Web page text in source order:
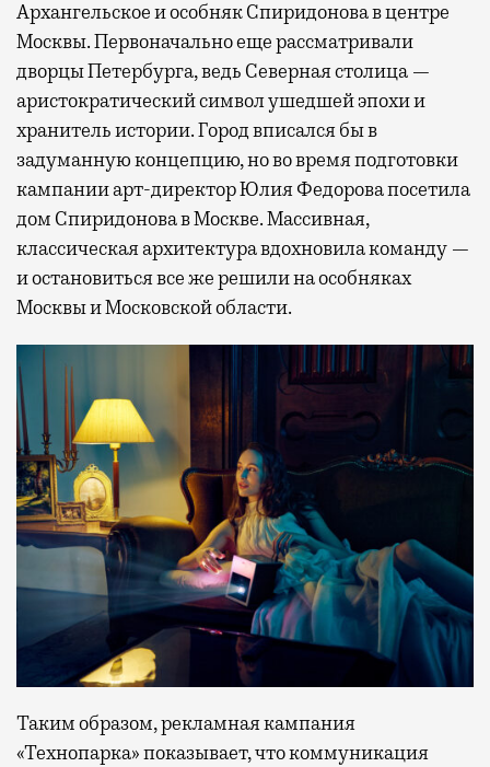
Архангельское и особняк Спиридонова в центре
Москвы. Первоначально еще рассматривали
дворцы Петербурга, ведь Северная столица —
аристократический символ ушедшей эпохи и
хранитель истории. Город вписался бы в
задуманную концепцию, но во время подготовки
кампании арт-директор Юлия Федорова посетила
дом Спиридонова в Москве. Массивная,
классическая архитектура вдохновила команду —
и остановиться все же решили на особняках
Москвы и Московской области.
Таким образом, рекламная кампания
«Технопарка» показывает, что коммуникация